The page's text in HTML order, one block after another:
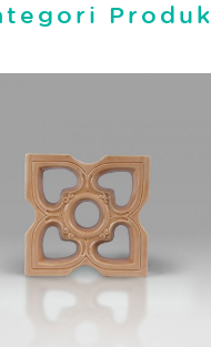
Produk